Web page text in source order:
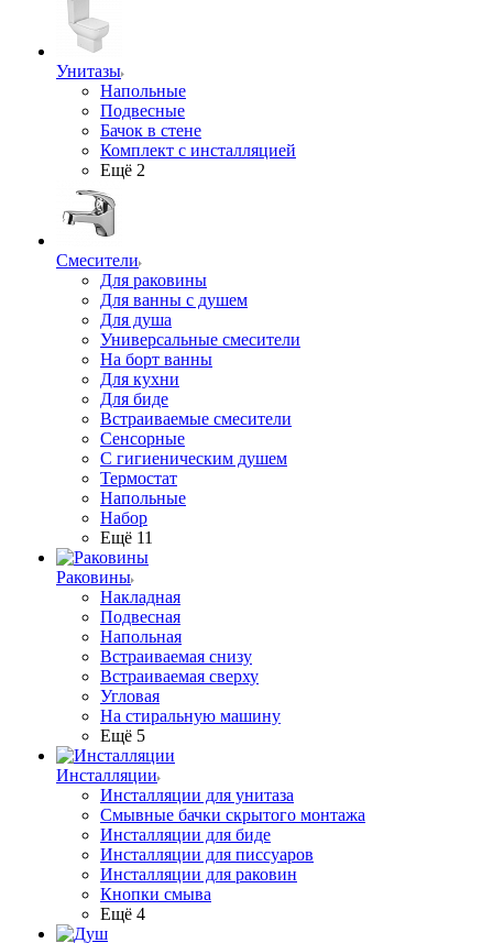
Унитазы
Напольные
Подвесные
Бачок в стене
Комплект с инсталляцией
Ещё 2
Смесители
Для раковины
Для ванны с душем
Для душа
Универсальные смесители
На борт ванны
Для кухни
Для биде
Встраиваемые смесители
Сенсорные
С гигиеническим душем
Термостат
Напольные
Набор
Ещё 11
Раковины
Накладная
Подвесная
Напольная
Встраиваемая снизу
Встраиваемая сверху
Угловая
На стиральную машину
Ещё 5
Инсталляции
Инсталляции для унитаза
Смывные бачки скрытого монтажа
Инсталляции для биде
Инсталляции для писсуаров
Инсталляции для раковин
Кнопки смыва
Ещё 4